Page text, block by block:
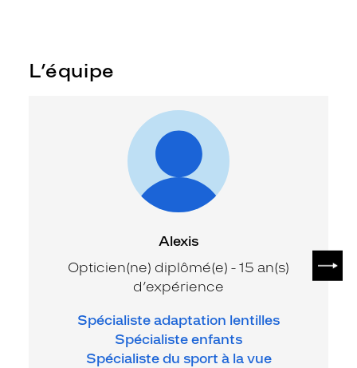
L’équipe
Alexis
Opticien(ne) diplômé(e) - 15 an(s)
d’expérience
Spécialiste adaptation lentilles
Spécialiste enfants
Spécialiste du sport à la vue